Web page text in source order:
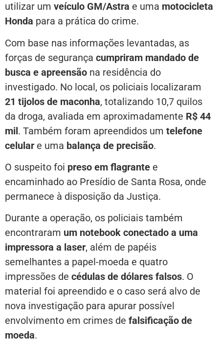
utilizar um veículo GM/Astra e uma motocicleta
Honda para a prática do crime.
Com base nas informações levantadas, as
forças de segurança cumpriram mandado de
busca e apreensão na residência do
investigado. No local, os policiais localizaram
21 tijolos de maconha, totalizando 10,7 quilos
da droga, avaliada em aproximadamente R$ 44
mil. Também foram apreendidos um telefone
celular e uma balança de precisão.
O suspeito foi preso em flagrante e
encaminhado ao Presídio de Santa Rosa, onde
permanece à disposição da Justiça.
Durante a operação, os policiais também
encontraram um notebook conectado a uma
impressora a laser, além de papéis
semelhantes a papel-moeda e quatro
impressões de cédulas de dólares falsos. O
material foi apreendido e o caso será alvo de
nova investigação para apurar possível
envolvimento em crimes de falsificação de
moeda.